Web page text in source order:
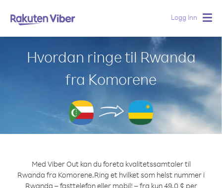
Logg Inn
Hvordan ringe til Rwanda
fra Komorene
Med Viber Out kan du foreta kvalitetssamtaler til
Rwanda fra Komorene.Ring et hvilket som helst nummer i
Rwanda – fasttelefon eller mobil! – fra kun 49.0 ¢ per